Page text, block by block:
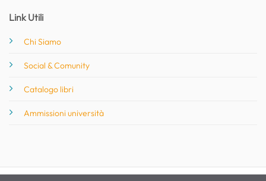
Link Utili
Chi Siamo
Social & Comunity
Catalogo libri
Ammissioni università